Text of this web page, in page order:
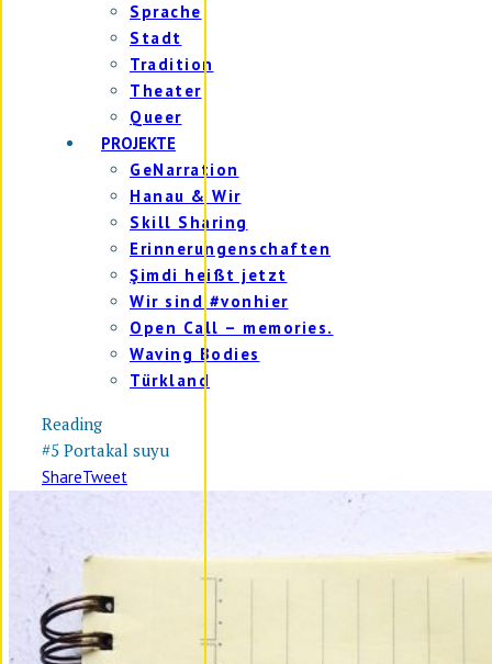
Sprache
Stadt
Tradition
Theater
Queer
PROJEKTE
GeNarration
Hanau & Wir
Skill Sharing
Erinnerungenschaften
Şimdi heißt jetzt
Wir sind #vonhier
Open Call – memories.
Waving Bodies
Türkland
Reading
#5 Portakal suyu
ShareTweet